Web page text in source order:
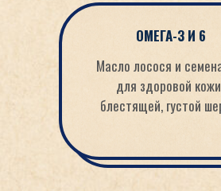
ОМЕГА-3 И 6
Масло лосося и
для здоровой
блестящей, густой